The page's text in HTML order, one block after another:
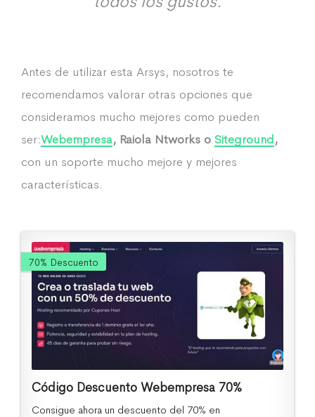
Antes de utilizar esta Arsys, nosotros te
recomendamos valorar otras opciones que
consideramos mucho mejores como pueden
ser:Webempresa, Raiola Ntworks o Siteground,
con un soporte mucho mejore y mejores
características.
70% Descuento
Código Descuento Webempresa 70%
Consigue ahora un descuento del 70% en